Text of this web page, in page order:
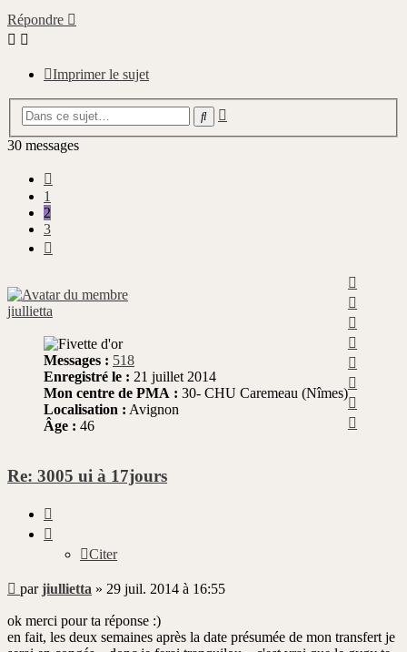
Répondre
Imprimer le sujet
Rechercher
30 messages
1
2
3
jiullietta
Messages : 518
Enregistré le : 21 juillet 2014
Mon centre de PMA : 30- CHU Caremeau (Nîmes)
Localisation : Avignon
Âge : 46
Re: 3005 ui à 17jours
Citer
Message
non
lu
parjiullietta » 29 juil. 2014 à 16:55
ok merci pour ta réponse :)
en fait, les deux semaines après la date présumée de mon transfert je